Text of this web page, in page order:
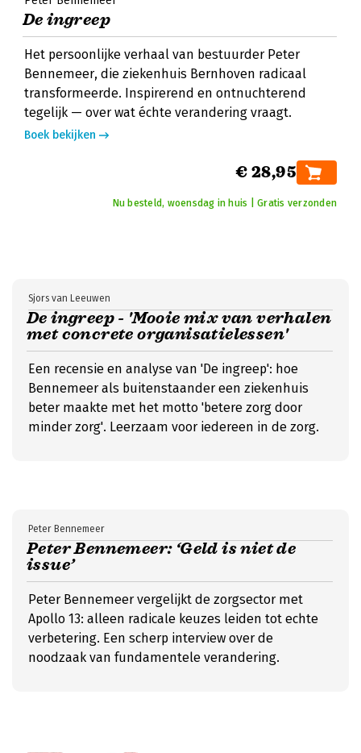
De ingreep
Het persoonlijke verhaal van bestuurder Peter
Bennemeer, die ziekenhuis Bernhoven radicaal
transformeerde. Inspirerend en ontnuchterend
tegelijk — over wat échte verandering vraagt.
Boek bekijken
€ 28,95
Nu besteld, woensdag in huis | Gratis verzonden
De ingreep - 'Mooie mix van verhalen
met concrete organisatielessen'
Sjors van Leeuwen
Een recensie en analyse van 'De ingreep': hoe
Bennemeer als buitenstaander een ziekenhuis
beter maakte met het motto 'betere zorg door
minder zorg'. Leerzaam voor iedereen in de zorg.
Peter Bennemeer: ‘Geld is niet de
issue’
Peter Bennemeer
Peter Bennemeer vergelijkt de zorgsector met
Apollo 13: alleen radicale keuzes leiden tot echte
verbetering. Een scherp interview over de
noodzaak van fundamentele verandering.